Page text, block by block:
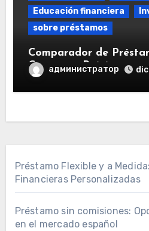
Educación financiera
sobre préstamos
Comparador de
Comparar Préstamos
администратор
Préstamo Flexible y a
Financieras Personalizadas
Préstamo sin comisiones:
en el mercado español